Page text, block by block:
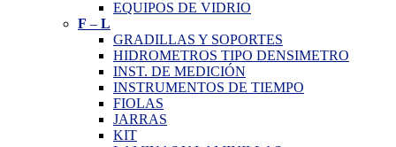
EQUIPOS DE VIDRIO
F – L
GRADILLAS Y SOPORTES
HIDROMETROS TIPO DENSIMETRO
INST. DE MEDICIÓN
INSTRUMENTOS DE TIEMPO
FIOLAS
JARRAS
KIT